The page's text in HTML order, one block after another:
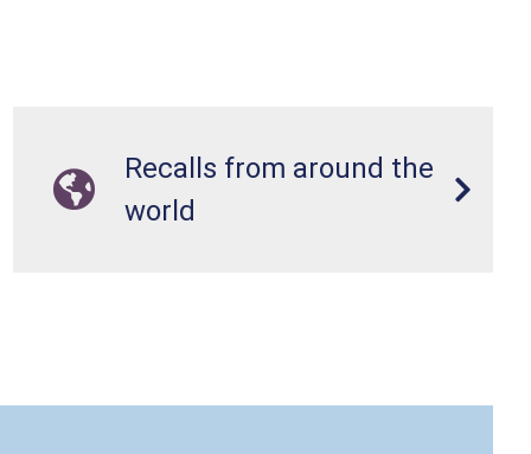
Recalls from around the
world